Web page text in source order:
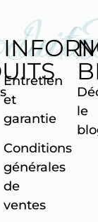
Entretien
et
garantie
Conditions
générales
de
ventes
le